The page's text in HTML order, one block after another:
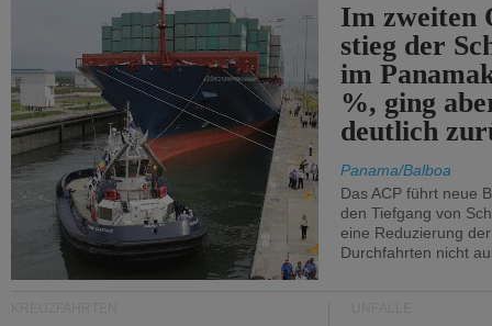
Im zweiten
stieg der
im
%, ging
deutlich
Panama/Balboa
Das ACP führt neue
den Tiefgang von
eine Reduzierung
Durchfahrten nicht